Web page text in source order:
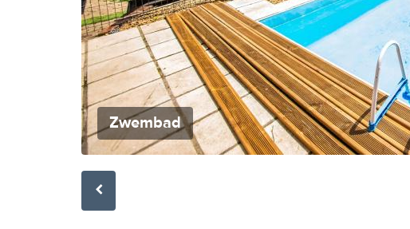
Zwembad